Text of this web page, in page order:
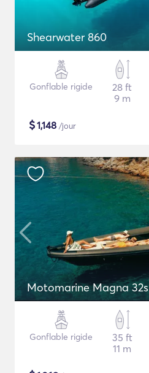
Shearwater 860
Gonflable rigide
28 ft
9 m
$1,148 /jour
Motomarine Magna 32s
Gonflable rigide
35 ft
11 m